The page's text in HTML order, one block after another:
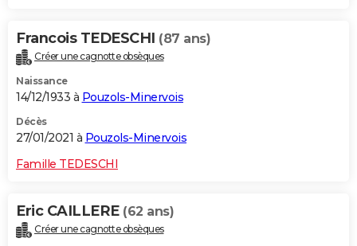
Francois TEDESCHI (87 ans)
Créer une cagnotte obsèques
Naissance
14/12/1933 à Pouzols-Minervois
Décès
27/01/2021 à Pouzols-Minervois
Famille TEDESCHI
Eric CAILLERE (62 ans)
Créer une cagnotte obsèques